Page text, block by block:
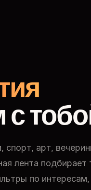
спорт, арт,
лента подбирает
по